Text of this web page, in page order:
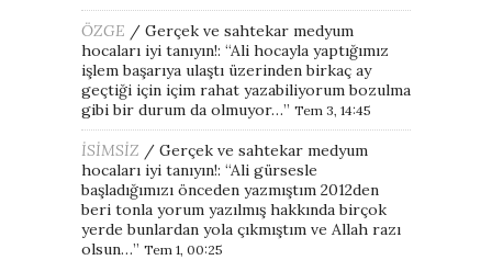
ÖZGE / Gerçek ve sahtekar medyum
hocaları iyi tanıyın!: “Ali hocayla yaptığımız
işlem başarıya ulaştı üzerinden birkaç ay
geçtiği için içim rahat yazabiliyorum bozulma
gibi bir durum da olmuyor…” Tem 3, 14:45
İSİMSİZ / Gerçek ve sahtekar medyum
hocaları iyi tanıyın!: “Ali gürsesle
başladığımızı önceden yazmıştım 2012den
beri tonla yorum yazılmış hakkında birçok
yerde bunlardan yola çıkmıştım ve Allah razı
olsun…” Tem 1, 00:25